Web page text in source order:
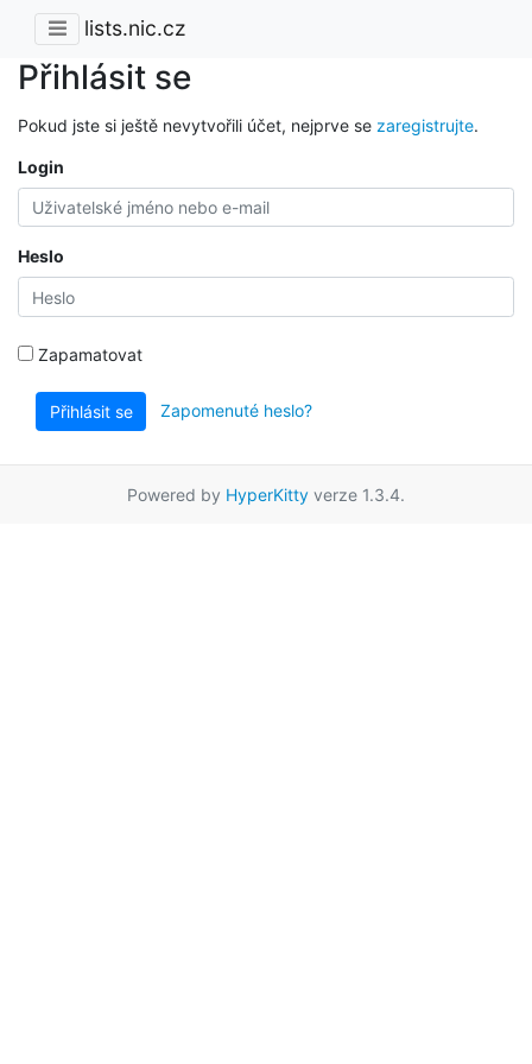
lists.nic.cz
Přihlásit se
Pokud jste si ještě nevytvořili účet, nejprve se zaregistrujte.
Login
Heslo
Zapamatovat
Přihlásit se Zapomenuté heslo?
Powered by HyperKitty verze 1.3.4.